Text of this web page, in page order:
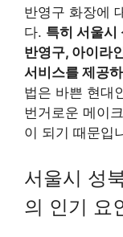
반영구 화장에
다. 특히 서울시
반영구, 아이라
서비스를 제공
법은 바쁜 현대
번거로운 메이
이 되기 때문입
서울시 성
의 인기 요